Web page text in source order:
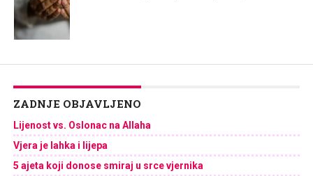
ZADNJE OBJAVLJENO
Lijenost vs. Oslonac na Allaha
Vjera je lahka i lijepa
5 ajeta koji donose smiraj u srce vjernika